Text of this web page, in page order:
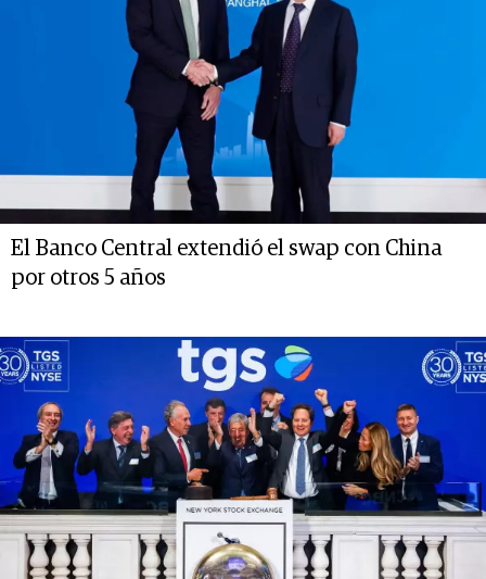
El Banco Central extendió el swap con China
por otros 5 años